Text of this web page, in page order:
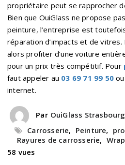
propriétaire peut se rapprocher
Bien que OuiGlass ne propose
peinture, l’entreprise est
réparation d’impacts et de
alors profiter d’une voiture
pour un prix très compétitif. Pour
faut appeler au 03 69 71 99 50
internet.
Par OuiGlass
Carrosserie, Peinture,
Rayures de carrosserie,
58 vues